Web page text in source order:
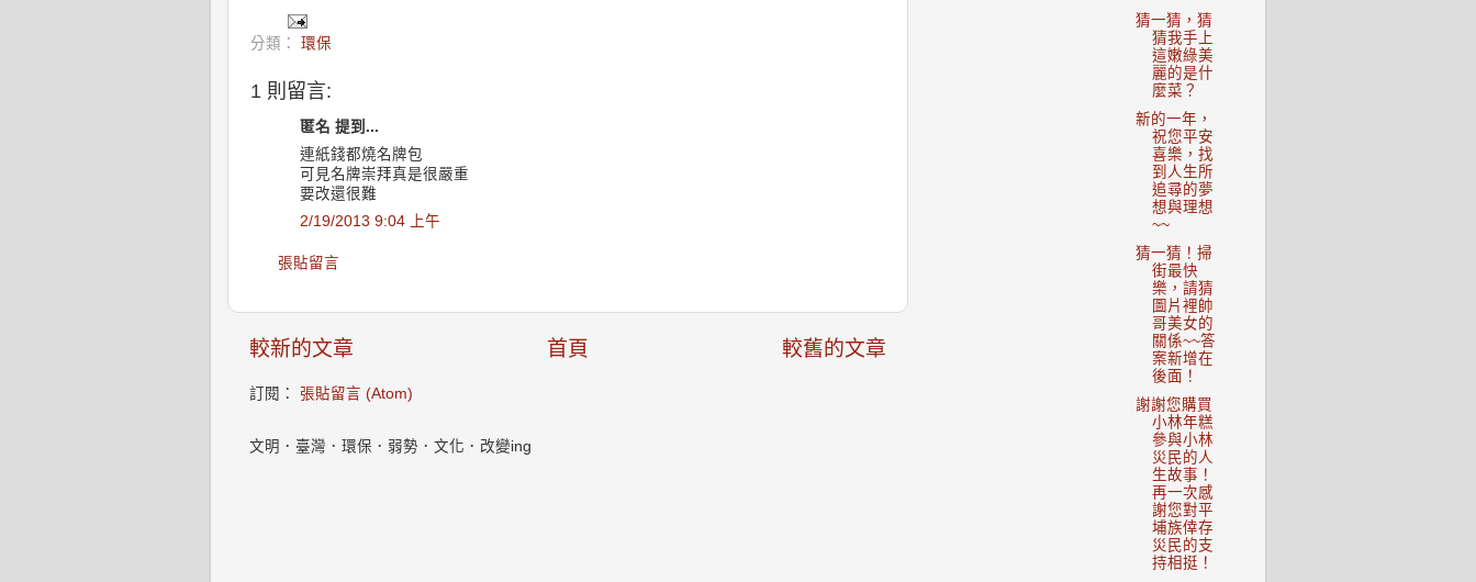
分類： 環保
1 則留言:
匿名 提到...
連紙錢都燒名牌包
可見名牌崇拜真是很嚴重
要改還很難
2/19/2013 9:04 上午
張貼留言
較新的文章 較舊的文章
首頁
訂閱： 張貼留言 (Atom)
文明．臺灣．環保．弱勢．文化．改變ing
猜一猜，猜
猜我手上
這嫩綠美
麗的是什
麼菜？
新的一年，
祝您平安
喜樂，找
到人生所
追尋的夢
想與理想
~~
猜一猜！掃
街最快
樂，請猜
圖片裡帥
哥美女的
關係~~答
案新增在
後面！
謝謝您購買
小林年糕
參與小林
災民的人
生故事！
再一次感
謝您對平
埔族倖存
災民的支
持相挺！